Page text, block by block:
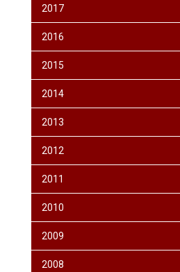
2017
2016
2015
2014
2013
2012
2011
2010
2009
2008